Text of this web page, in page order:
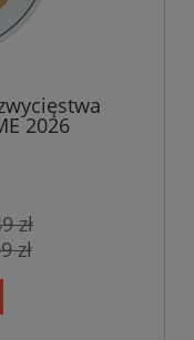
2026
zł
zł